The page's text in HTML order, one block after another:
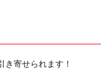
き寄せられます！